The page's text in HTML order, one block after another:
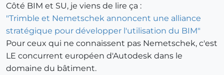
Côté BIM et SU, je viens de lire ça :
"Trimble et Nemetschek annoncent une alliance
stratégique pour développer l'utilisation du BIM"
Pour ceux qui ne connaissent pas Nemetschek, c'est
LE concurrent européen d'Autodesk dans le
domaine du bâtiment.